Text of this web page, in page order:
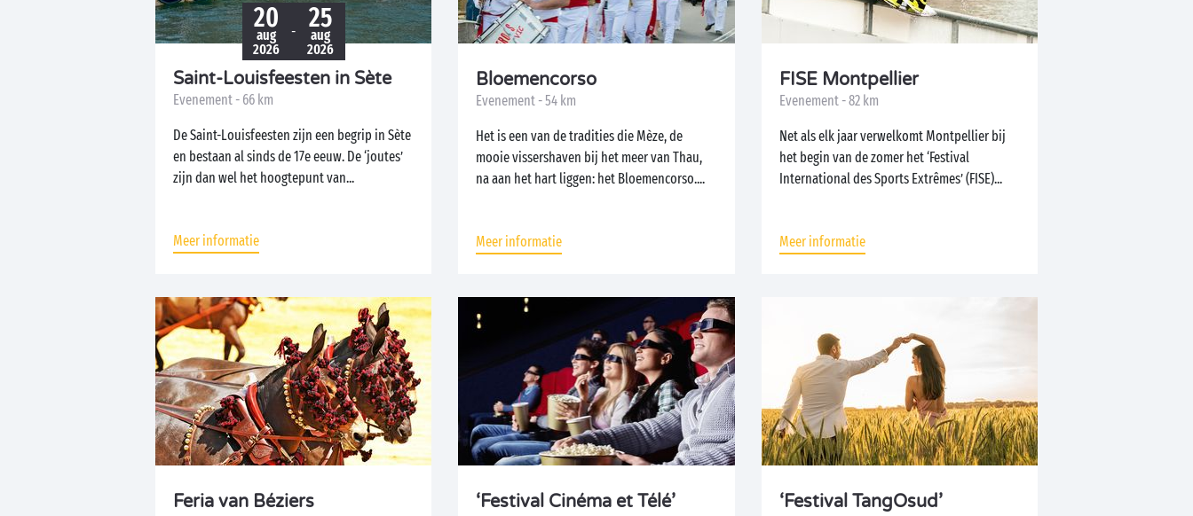
20
aug
2026
- 25
aug
2026
Saint-Louisfeesten in Sète
Evenement - 66 km
De Saint-Louisfeesten zijn een begrip in Sète
en bestaan al sinds de 17e eeuw. De ‘joutes’
zijn dan wel het hoogtepunt van...
Meer informatie
Bloemencorso
Evenement - 54 km
Het is een van de tradities die Mèze, de
mooie vissershaven bij het meer van Thau,
na aan het hart liggen: het Bloemencorso....
Meer informatie
FISE Montpellier
Evenement - 82 km
Net als elk jaar verwelkomt Montpellier bij
het begin van de zomer het ‘Festival
International des Sports Extrêmes’ (FISE)...
Meer informatie
Feria van Béziers ‘Festival Cinéma et Télé’ ‘Festival TangOsud’